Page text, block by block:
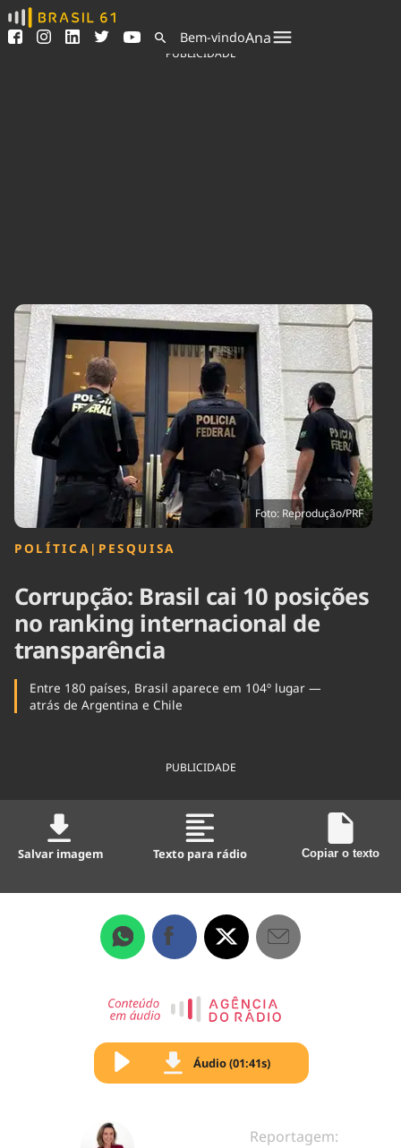
Ver todas as notícias
Podcasts
Indicadores
Agronegócios
Brasil
Brasil Mineral
Ciência &
Tecnologia
Cinema
Comportamento
Cultura
Economia
Educação
Infraestrutura
Internacional
Meio Ambiente
Podcast
Política
Saúde
Tempo
Bem-vindoAna
PUBLICIDADE
Foto: Reprodução/PRF
POLÍTICA | PESQUISA
Corrupção: Brasil cai 10 posições
no ranking internacional de
transparência
Entre 180 países, Brasil aparece em 104º lugar —
atrás de Argentina e Chile
PUBLICIDADE
Salvar imagem Texto para rádio Copiar o texto
Áudio (01:41s)
Reportagem: